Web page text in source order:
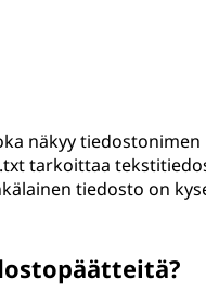
näkyy tiedostonimen
tarkoittaa
tiedosto on